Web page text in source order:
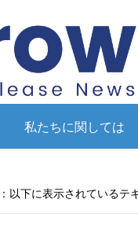
私たちに関しては
以下に表示されているテ